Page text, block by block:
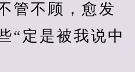
不顾，愈发
“定是被我说中